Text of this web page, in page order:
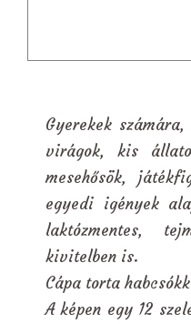
Gyerekek
virágok, kis
mesehősök,
egyedi igények
laktózmentes,
kivitelben is.
Cápa torta
A képen egy 12